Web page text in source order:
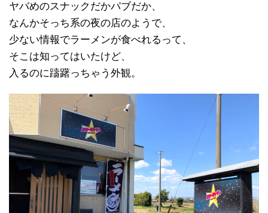
ヤバめのスナックだかパブだか、
なんかそっち系の夜の店のようで、
少ない情報でラーメンが食べれるって、
そこは知ってはいたけど、
入るのに躊躇っちゃう外観。